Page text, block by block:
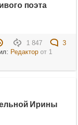
поэта
1 847
3
Редакторот 1
Ирины